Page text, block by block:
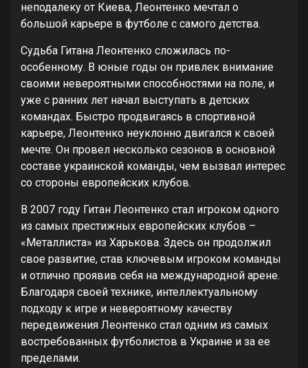
неподалеку от Киева, Леонтенко мечтал о
большой карьере в футболе с самого детства.
Судьба Гитана Леонтенко сложилась по-
особенному. В юные годы он привлек внимание
своими невероятными способностями на поле, и
уже с ранних лет начал выступать в детских
командах. Быстро продвигаясь в спортивной
карьере, Леонтенко неуклонно двигался к своей
мечте. Он провел несколько сезонов в основной
составе украинской команды, чем вызвал интерес
со стороны европейских клубов.
В 2007 году Гитан Леонтенко стал игроком одного
из самых престижных европейских клубов –
«Металлиста» из Харькова. Здесь он продолжил
свое развитие, став ключевым игроком команды
и отлично проявив себя на международной арене.
Благодаря своей технике, интеллектуальному
подходу к игре и невероятному качеству
передвижения Леонтенко стал одним из самых
востребованных футболистов в Украине и за ее
пределами.